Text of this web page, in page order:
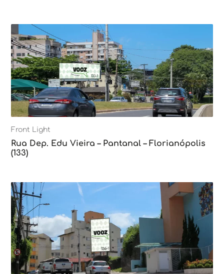
Front Light
Rua Dep. Edu Vieira – Pantanal – Florianópolis
(133)